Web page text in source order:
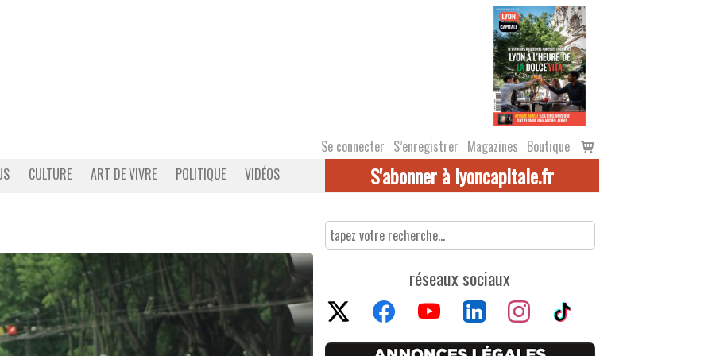
Se connecter S’enregistrer Magazines Boutique
Voir
le
CULTURE ART DE VIVRE POLITIQUE VIDÉOS S'abonner à lyoncapitale.fr
réseaux sociaux